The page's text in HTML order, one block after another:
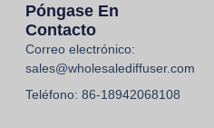
Póngase En
Contacto
Correo electrónico:
sales@wholesalediffuser.com
Teléfono: 86-18942068108